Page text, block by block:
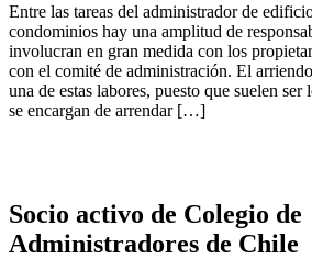
Entre las tareas del administrador de
condominios hay una amplitud de
involucran en gran medida con los
con el comité de administración. El
una de estas labores, puesto que suelen
se encargan de arrendar […]
Socio activo de Colegio de
Administradores de Chile